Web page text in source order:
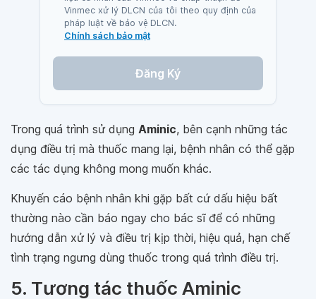
Vinmec xử lý DLCN của tôi theo quy định của
pháp luật về bảo vệ DLCN.
Chính sách bảo mật
Đăng Ký
Trong quá trình sử dụng Aminic, bên cạnh những tác
dụng điều trị mà thuốc mang lại, bệnh nhân có thể gặp
các tác dụng không mong muốn khác.
Khuyến cáo bệnh nhân khi gặp bất cứ dấu hiệu bất
thường nào cần báo ngay cho bác sĩ để có những
hướng dẫn xử lý và điều trị kịp thời, hiệu quả, hạn chế
tình trạng ngưng dùng thuốc trong quá trình điều trị.
5. Tương tác thuốc Aminic